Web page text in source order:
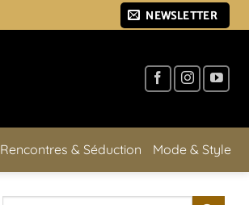
NEWSLETTER
Rencontres & Séduction Mode & Style